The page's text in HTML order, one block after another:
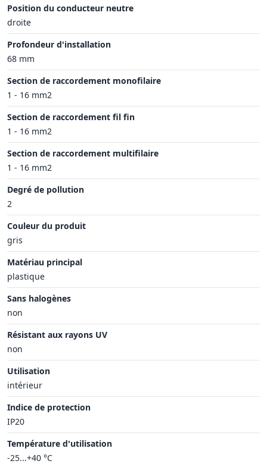
Position du conducteur neutre
droite
Profondeur d'installation
68 mm
Section de raccordement monofilaire
1 - 16 mm2
Section de raccordement fil fin
1 - 16 mm2
Section de raccordement multifilaire
1 - 16 mm2
Degré de pollution
2
Couleur du produit
gris
Matériau principal
plastique
Sans halogènes
non
Résistant aux rayons UV
non
Utilisation
intérieur
Indice de protection
IP20
Température d'utilisation
-25...+40 °C